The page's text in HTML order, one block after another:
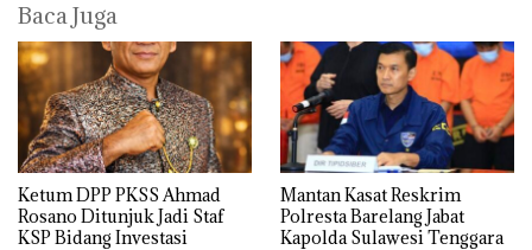
Baca Juga
Ketum DPP PKSS Ahmad
Rosano Ditunjuk Jadi Staf
KSP Bidang Investasi
Mantan Kasat Reskrim
Polresta Barelang Jabat
Kapolda Sulawesi Tenggara